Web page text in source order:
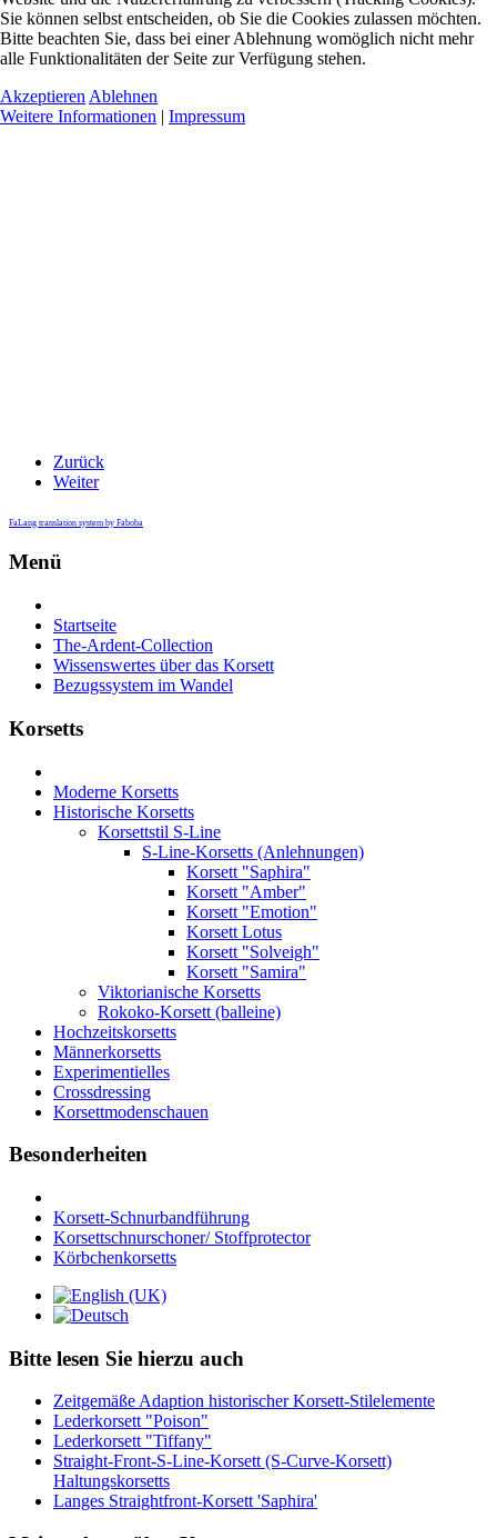
Zurück
Weiter
FaLang translation system by Faboba
Menü
Startseite
The-Ardent-Collection
Wissenswertes über das Korsett
Bezugssystem im Wandel
Korsetts
Moderne Korsetts
Historische Korsetts
Korsettstil S-Line
S-Line-Korsetts (Anlehnungen)
Korsett "Saphira"
Korsett "Amber"
Korsett "Emotion"
Korsett Lotus
Korsett "Solveigh"
Korsett "Samira"
Viktorianische Korsetts
Rokoko-Korsett (balleine)
Hochzeitskorsetts
Männerkorsetts
Experimentielles
Crossdressing
Korsettmodenschauen
Besonderheiten
Korsett-Schnurbandführung
Korsettschnurschoner/ Stoffprotector
Körbchenkorsetts
Bitte lesen Sie hierzu auch
Zeitgemäße Adaption historischer Korsett-Stilelemente
Lederkorsett "Poison"
Lederkorsett "Tiffany"
Straight-Front-S-Line-Korsett (S-Curve-Korsett)
Haltungskorsetts
Langes Straightfront-Korsett 'Saphira'
Sie können selbst entscheiden, ob Sie die Cookies zulassen möchten.
Bitte beachten Sie, dass bei einer Ablehnung womöglich nicht mehr
alle Funktionalitäten der Seite zur Verfügung stehen.
Akzeptieren Ablehnen
Weitere Informationen | Impressum